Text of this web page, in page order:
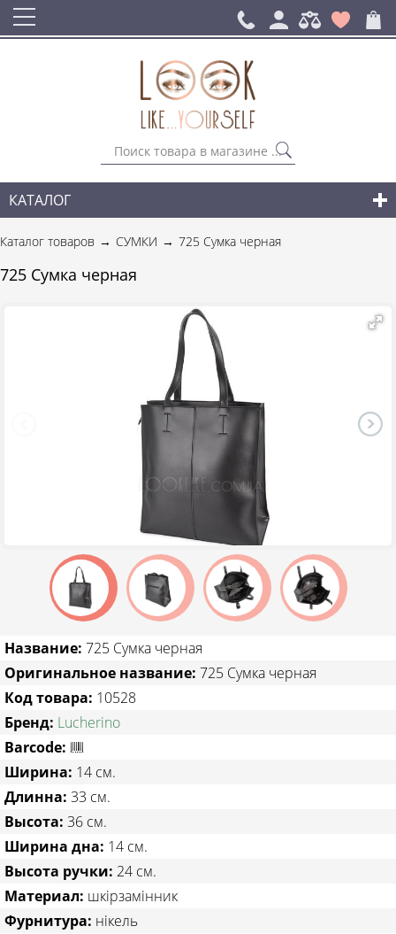
КАТАЛОГ
СУМКИ
ГОРОДСКИЕ РЮКЗАКИ
НОВИНКИ СУМОК И АКСЕССУАРОВ
ТОВАРЫ СО СКИДКОЙ
Каталог товаров СУМКИ 725 Сумка черная
725 Сумка черная
Название: 725 Сумка черная
Оригинальное название: 725 Сумка черная
Код товара: 10528
Бренд: Lucherino
Barcode:
Ширина: 14 см.
Длинна: 33 см.
Высота: 36 см.
Ширина дна: 14 см.
Высота ручки: 24 см.
Материал: шкірзамінник
Фурнитура: нікель